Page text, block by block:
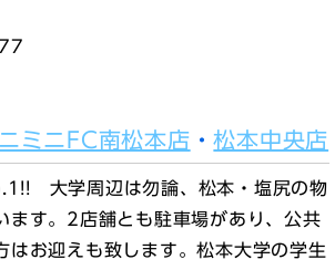
ミニFC南松本店 ・松本中央店
大学周辺は勿論、松本・塩尻の物
ます。2店舗とも駐車場があり、公共
はお迎えも致します。松本大学の学生